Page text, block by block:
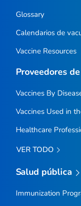
Glossary
Calendarios de
Vaccine Resources
Proveedores
Vaccines By
Vaccines Used in
Healthcare
VER TODO
Salud pública
Immunization